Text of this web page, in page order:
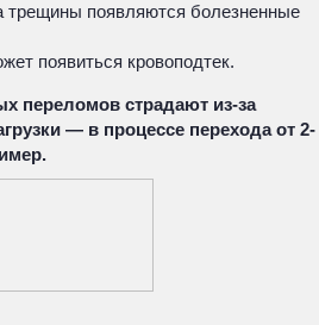
появляются болезненные
появиться кровоподтек.
переломов страдают из-за
— в процессе перехода от 2-